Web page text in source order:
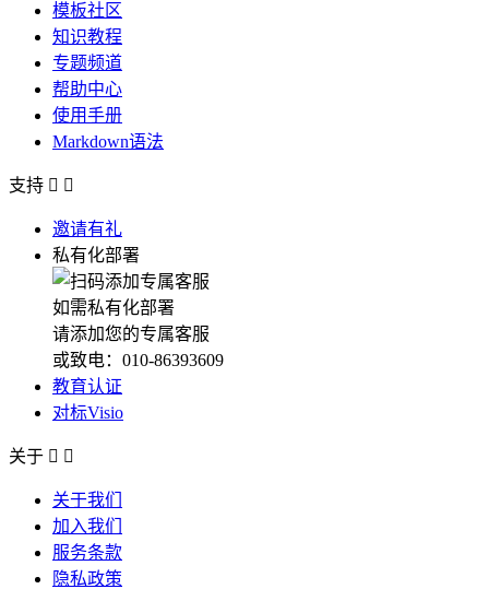
模板社区
知识教程
专题频道
帮助中心
使用手册
Markdown语法
支持  
邀请有礼
私有化部署
如需私有化部署
请添加您的专属客服
或致电：010-86393609
教育认证
对标Visio
关于  
关于我们
加入我们
服务条款
隐私政策